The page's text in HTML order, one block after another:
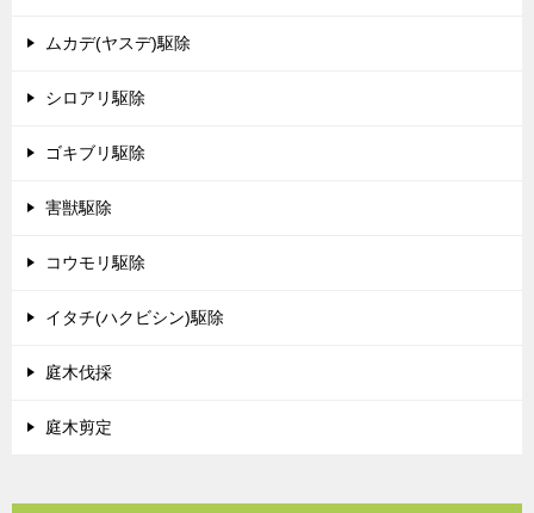
ムカデ(ヤスデ)駆除
シロアリ駆除
ゴキブリ駆除
害獣駆除
コウモリ駆除
イタチ(ハクビシン)駆除
庭木伐採
庭木剪定